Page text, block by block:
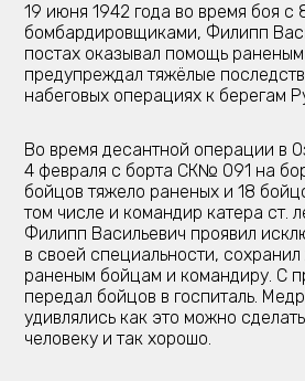
19 июня 1942 года во время боя
бомбардировщиками, Филипп
постах оказывал помощь
предупреждал тяжёлые
набеговых операциях к берегам
Во время десантной операции в
4 февраля с борта СК№ 091 на
бойцов тяжело раненых и 18
том числе и командир катера ст.
Филипп Васильевич проявил
в своей специальности,
раненым бойцам и командиру. С
передал бойцов в госпиталь.
удивлялись как это можно
человеку и так хорошо.